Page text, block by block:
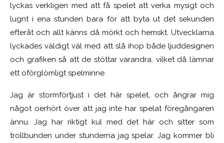
lyckas verkligen med att få spelet att verka mysigt och
lugnt i ena stunden bara för att byta ut det sekunden
efteråt och allt känns då mörkt och hemskt. Utvecklarna
lyckades väldigt väl med att slå ihop både ljuddesignen
och grafiken så att de stöttar varandra, vilket då lämnar
ett oförglömligt spelminne.
Jag är stormförtjust i det här spelet, och ångrar mig
något oerhört över att jag inte har spelat föregångaren
ännu. Jag har riktigt kul med det här och sitter som
trollbunden under stunderna jag spelar. Jag kommer bli